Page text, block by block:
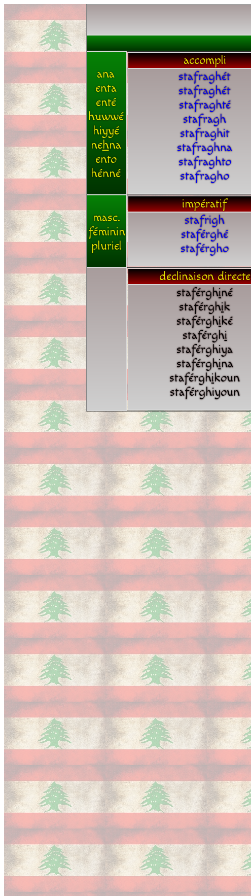
ana
enta
enté
huwwé
hiyyé
nehna
ento
hénné
accompli
stafraghét
stafraghét
stafraghté
stafragh
stafraghit
stafraghna
stafraghto
stafragho
masc.
féminin
pluriel
impératif
stafrigh
staférghé
staférgho
declinaison directe
staférghiné
staférghik
staférghiké
staférghi
staférghiya
staférghina
staférghikoun
staférghiyoun